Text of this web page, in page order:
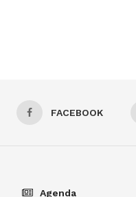
FACEBOOK
Agenda